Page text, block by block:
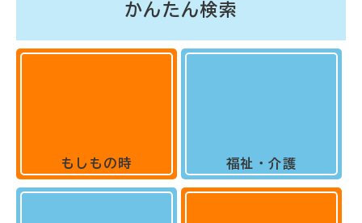
かんたん検索
もしもの時 福祉・介護